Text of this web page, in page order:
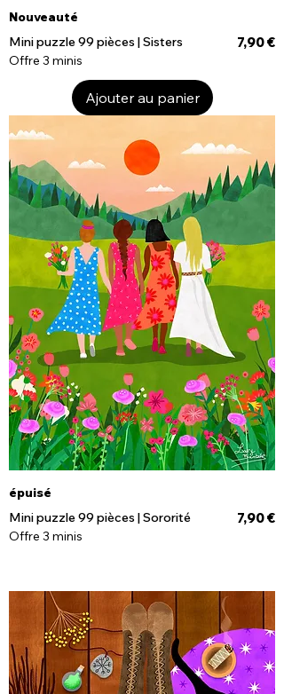
Nouveauté
Mini puzzle 99 pièces | Sisters
Prix
7,90 €
Offre 3 minis
Ajouter au panier
épuisé
Mini puzzle 99 pièces | Sororité
Prix
7,90 €
Offre 3 minis